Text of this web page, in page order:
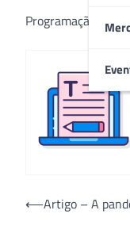
Programação
Navegação
⟵Artigo – A